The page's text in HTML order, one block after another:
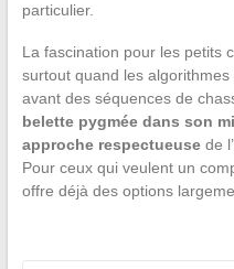
particulier.
La fascination pour les petits
surtout quand les
avant des séquences de
belette pygmée dans son
approche respectueusede
Pour ceux qui veulent un
offre déjà des options